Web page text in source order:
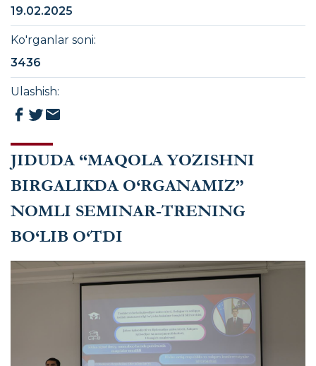
JIDUDA “MAQOLA YOZISHNI
BIRGALIKDA O‘RGANAMIZ”
NOMLI SEMINAR-TRENING
BO‘LIB O‘TDI
19.02.2025
Ko'rganlar soni:
3436
Ulashish: